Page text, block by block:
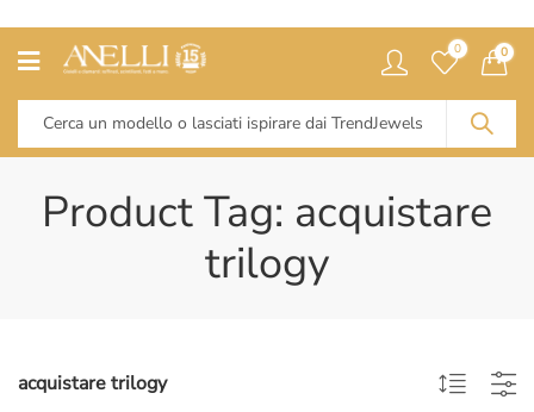
0 0
Product Tag: acquistare
trilogy
acquistare trilogy